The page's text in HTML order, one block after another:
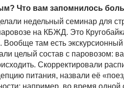
Что вам запомнилось
недельный семинар для
на КБЖД. Это
Вообще там есть
целый состав с паровозом:
Скорректировали
питания, назвали её
например, во время одной